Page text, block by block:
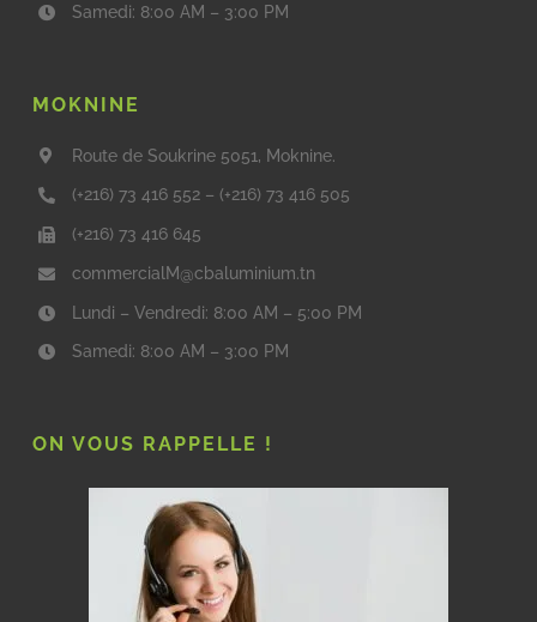
Samedi: 8:00 AM – 3:00 PM
MOKNINE
Route de Soukrine 5051, Moknine.
(+216) 73 416 552 – (+216) 73 416 505
(+216) 73 416 645
commercialM@cbaluminium.tn
Lundi – Vendredi: 8:00 AM – 5:00 PM
Samedi: 8:00 AM – 3:00 PM
ON VOUS RAPPELLE !